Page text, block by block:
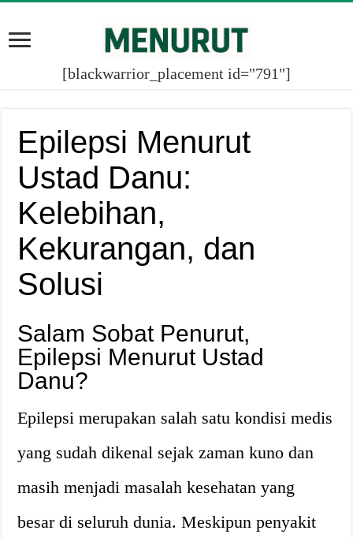
[blackwarrior_placement id="791"]
Epilepsi Menurut
Ustad Danu:
Kelebihan,
Kekurangan, dan
Solusi
Salam Sobat Penurut,
Epilepsi Menurut Ustad
Danu?
Epilepsi merupakan salah satu kondisi medis
yang sudah dikenal sejak zaman kuno dan
masih menjadi masalah kesehatan yang
besar di seluruh dunia. Meskipun penyakit